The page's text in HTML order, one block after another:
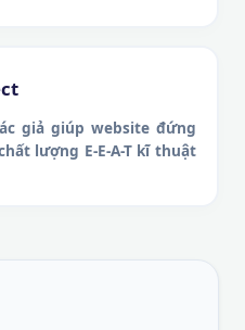
giả giúp website đứng
lượng E-E-A-T kĩ thuật